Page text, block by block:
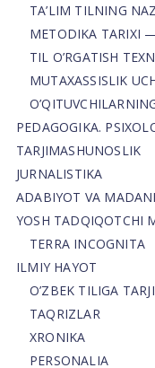
TA’LIM TILNING
METODIKA TARIXI
TIL O’RGATISH
MUTAXASSISLIK
PEDAGOGIKA.
TARJIMASHUNOSLIK
JURNALISTIKA
ADABIYOT VA
YOSH TADQIQOTCHI
TERRA INCOGNITA
ILMIY HAYOT
O’ZBEK TILIGA
TAQRIZLAR
XRONIKA
PERSONALIA